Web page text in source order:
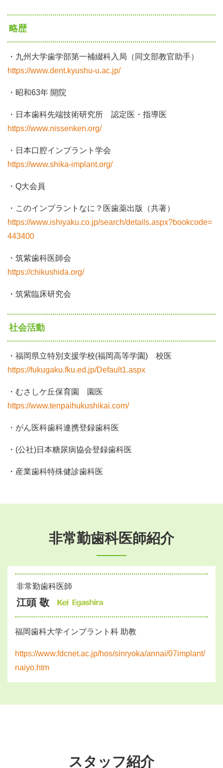
略歴
・九州大学歯学部第一補綴科入局（同文部教官助手）
https://www.dent.kyushu-u.ac.jp/
・昭和63年 開院
・日本歯科先端技術研究所 認定医・指導医
https://www.nissenken.org/
・日本口腔インプラント学会
https://www.shika-implant.org/
・Q大会員
・このインプラントなに？医歯薬出版（共著）
https://www.ishiyaku.co.jp/search/details.aspx?bookcode=
443400
・筑紫歯科医師会
https://chikushida.org/
・筑紫臨床研究会
社会活動
・福岡県立特別支援学校(福岡高等学園) 校医
https://fukugaku.fku.ed.jp/Default1.aspx
・むさしケ丘保育園 園医
https://www.tenpaihukushikai.com/
・がん医科歯科連携登録歯科医
・(公社)日本糖尿病協会登録歯科医
・産業歯科特殊健診歯科医
非常勤歯科医師紹介
非常勤歯科医師
江頭 敬
福岡歯科大学インプラント科 助教
https://www.fdcnet.ac.jp/hos/sinryoka/annai/07implant/
naiyo.htm
スタッフ紹介